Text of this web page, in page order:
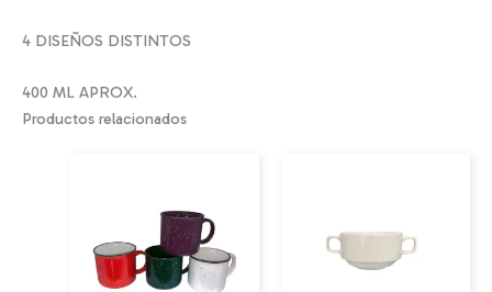
4 DISEÑOS DISTINTOS
400 ML APROX.
Productos relacionados